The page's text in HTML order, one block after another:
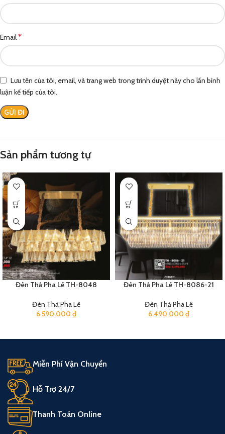
Email*
Lưu tên của tôi, email, và trang web trong trình duyệt này cho lần bình
luận kế tiếp của tôi.
Sản phẩm tương tự
Đèn Thả Pha Lê TH-8048
Đèn Thả Pha Lê
6.590.000 ₫
Đèn Thả Pha Lê TH-8086-21
Đèn Thả Pha Lê
6.490.000 ₫
Miễn Phí Vận Chuyển
Hỗ Trợ 24/7
Thanh Toán Online